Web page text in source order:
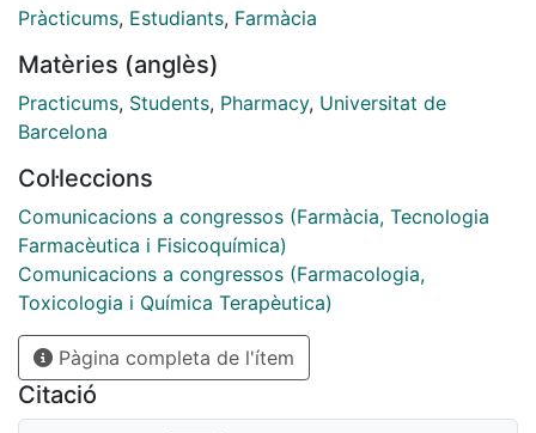
gestión de la asignatura.
Pràcticums, Estudiants, Farmàcia
Matèries (anglès)
Practicums, Students, Pharmacy, Universitat de
Barcelona
Col·leccions
Comunicacions a congressos (Farmàcia, Tecnologia
Farmacèutica i Fisicoquímica)
Comunicacions a congressos (Farmacologia,
Toxicologia i Química Terapèutica)
Pàgina completa de l'ítem
Citació